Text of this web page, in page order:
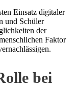
Einsatz digitaler
und Schüler
der
Faktor
bei